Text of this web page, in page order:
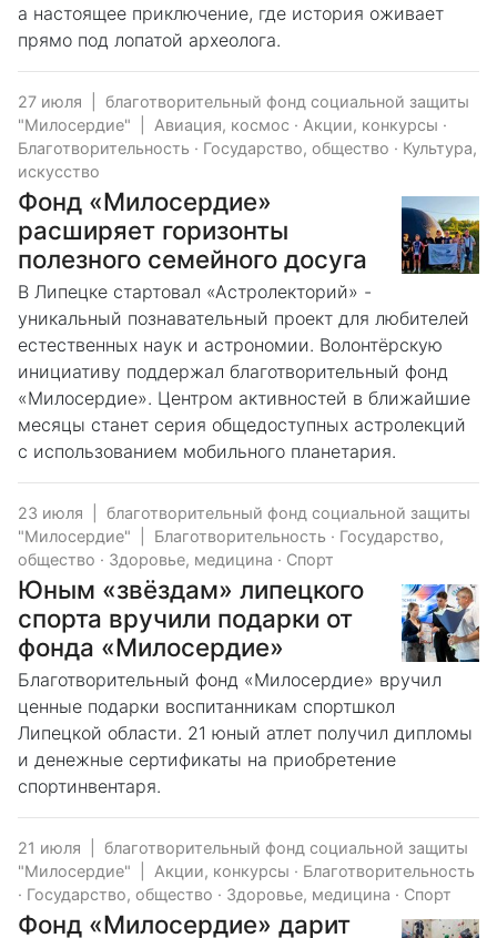
а настоящее приключение, где история оживает
прямо под лопатой археолога.
27 июля
благотворительный фонд социальной защиты
"Милосердие"
Авиация, космос · Акции, конкурсы ·
Благотворительность · Государство, общество · Культура,
искусство
Фонд «Милосердие»
расширяет горизонты
полезного семейного досуга
В Липецке стартовал «Астролекторий» -
уникальный познавательный проект для любителей
естественных наук и астрономии. Волонтёрскую
инициативу поддержал благотворительный фонд
«Милосердие». Центром активностей в ближайшие
месяцы станет серия общедоступных астролекций
с использованием мобильного планетария.
23 июля
благотворительный фонд социальной защиты
"Милосердие"
Благотворительность · Государство,
общество · Здоровье, медицина · Спорт
Юным «звёздам» липецкого
спорта вручили подарки от
фонда «Милосердие»
Благотворительный фонд «Милосердие» вручил
ценные подарки воспитанникам спортшкол
Липецкой области. 21 юный атлет получил дипломы
и денежные сертификаты на приобретение
спортинвентаря.
21 июля
благотворительный фонд социальной защиты
"Милосердие"
Акции, конкурсы · Благотворительность
· Государство, общество · Здоровье, медицина · Спорт
Фонд «Милосердие» дарит